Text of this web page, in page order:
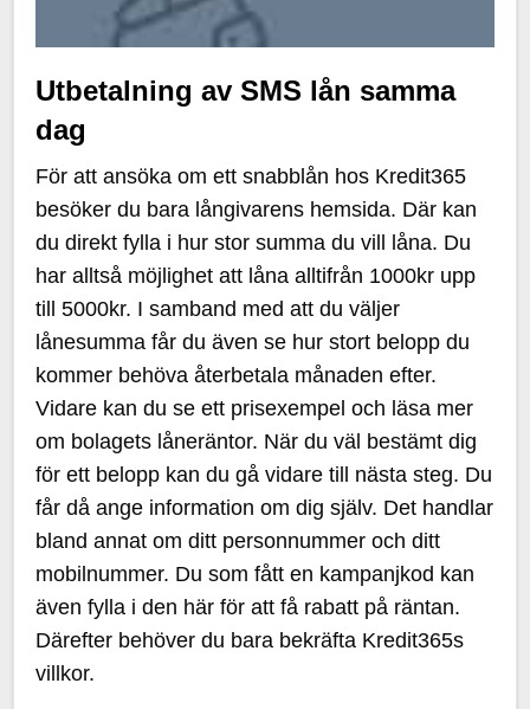
Utbetalning av SMS lån samma
dag
För att ansöka om ett snabblån hos Kredit365
besöker du bara långivarens hemsida. Där kan
du direkt fylla i hur stor summa du vill låna. Du
har alltså möjlighet att låna alltifrån 1000kr upp
till 5000kr. I samband med att du väljer
lånesumma får du även se hur stort belopp du
kommer behöva återbetala månaden efter.
Vidare kan du se ett prisexempel och läsa mer
om bolagets låneräntor. När du väl bestämt dig
för ett belopp kan du gå vidare till nästa steg. Du
får då ange information om dig själv. Det handlar
bland annat om ditt personnummer och ditt
mobilnummer. Du som fått en kampanjkod kan
även fylla i den här för att få rabatt på räntan.
Därefter behöver du bara bekräfta Kredit365s
villkor.